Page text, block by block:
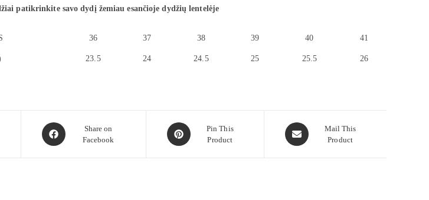
patikrinkite savo dydį žemiau esančioje dydžių lentelėje
36 37 38 39 40 41
23.5 24 24.5 25 25.5 26
Share on
Facebook
Pin This
Product
Mail This
Product